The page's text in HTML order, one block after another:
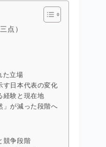
点）
た立場
す日本代表の変化
経験と現在地
」が減った段階へ
競争段階